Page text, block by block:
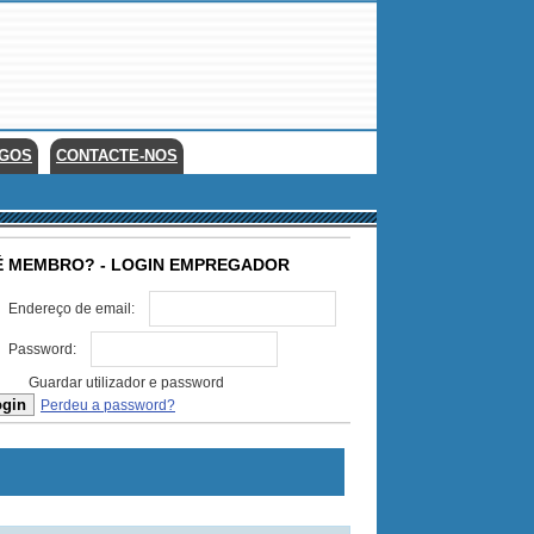
CONTACTE-NOS
MEMBRO? - LOGIN EMPREGADOR
Endereço de email:
Password:
Guardar utilizador e password
Perdeu a password?